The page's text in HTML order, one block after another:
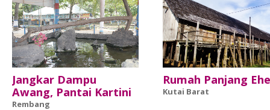
Jangkar Dampu
Awang, Pantai Kartini
Rembang
Rumah Panjang
Kutai Barat